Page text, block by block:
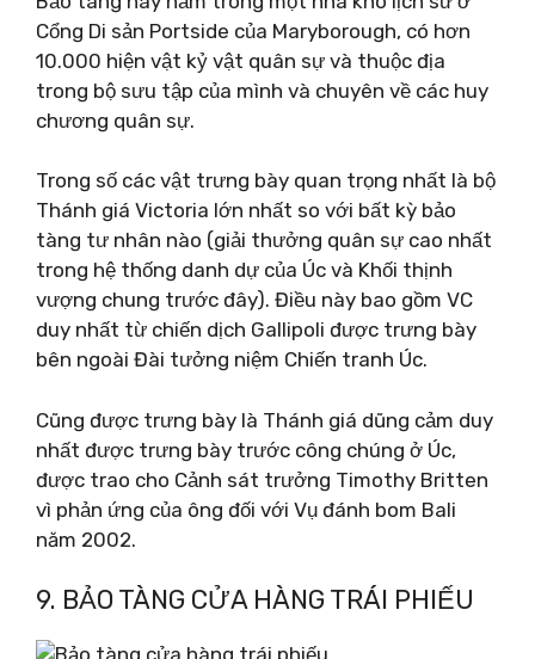
Cổng Di sản Portside của Maryborough, có hơn
10.000 hiện vật kỷ vật quân sự và thuộc địa
trong bộ sưu tập của mình và chuyên về các huy
chương quân sự.
Trong số các vật trưng bày quan trọng nhất là bộ
Thánh giá Victoria lớn nhất so với bất kỳ bảo
tàng tư nhân nào (giải thưởng quân sự cao nhất
trong hệ thống danh dự của Úc và Khối thịnh
vượng chung trước đây). Điều này bao gồm VC
duy nhất từ ​​chiến dịch Gallipoli được trưng bày
bên ngoài Đài tưởng niệm Chiến tranh Úc.
Cũng được trưng bày là Thánh giá dũng cảm duy
nhất được trưng bày trước công chúng ở Úc,
được trao cho Cảnh sát trưởng Timothy Britten
vì phản ứng của ông đối với Vụ đánh bom Bali
năm 2002.
9. BẢO TÀNG CỬA HÀNG TRÁI PHIẾU